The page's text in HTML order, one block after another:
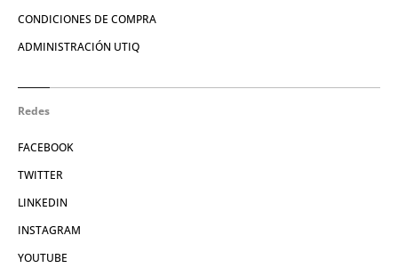
CONDICIONES DE COMPRA
ADMINISTRACIÓN UTIQ
Redes
FACEBOOK
TWITTER
LINKEDIN
INSTAGRAM
YOUTUBE